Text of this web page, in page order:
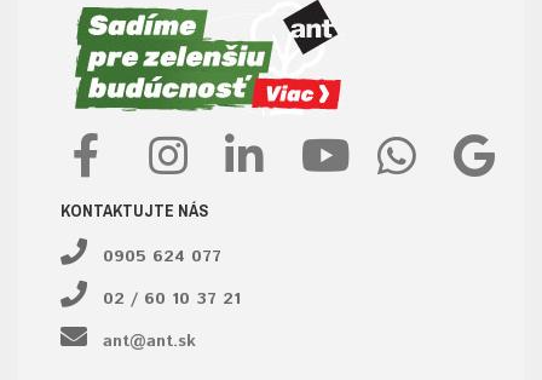
KONTAKTUJTE NÁS
0905 624 077
02 / 60 10 37 21
ant@ant.sk